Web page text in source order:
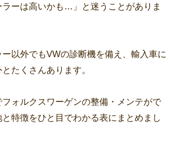
ーは高いかも…」と迷うことがありま
以外でもVWの診断機を備え、輸入車に
たくさんあります。
フォルクスワーゲンの整備・メンテがで
特徴をひと目でわかる表にまとめまし